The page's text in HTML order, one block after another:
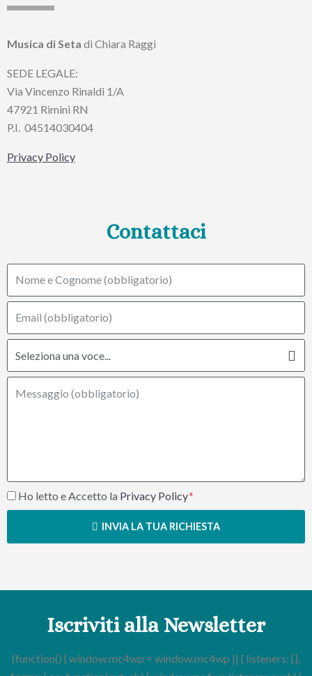
Musica di Seta di Chiara Raggi
SEDE LEGALE:
Via Vincenzo Rinaldi 1/A
47921 Rimini RN
P.I. 04514030404
Privacy Policy
Contattaci
Ho letto e Accetto la Privacy Policy
INVIA LA TUA RICHIESTA
Iscriviti alla Newsletter
(function() { window.mc4wp = window.mc4wp || { listeners: [],